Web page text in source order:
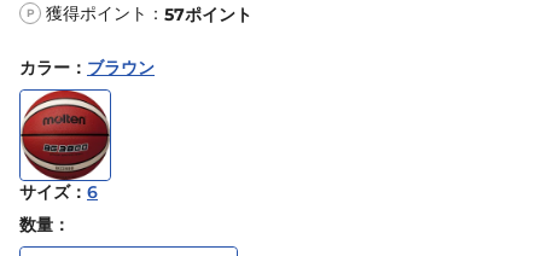
P 獲得ポイント： 57ポイント
カラー ： ブラウン
サイズ： 6
数量：